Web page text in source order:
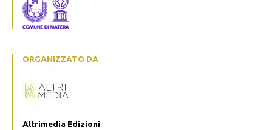
ORGANIZZATO DA
Altrimedia Edizioni